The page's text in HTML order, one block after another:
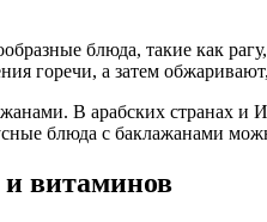
блюда, такие как
горечи, а затем
В арабских странах
блюда с баклажанами
витаминов